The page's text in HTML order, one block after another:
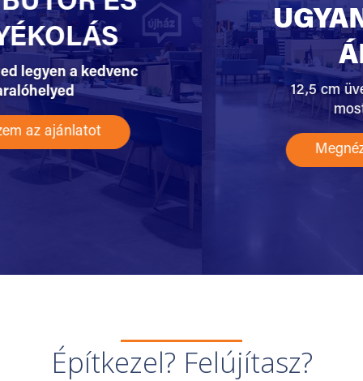
UGYANAZÉRT AZ
ÁRÉRT!
12,5 cm üveggyapot szigetelés
most 10 cm áron!
Megnézem az ajánlatot
Építkezel? Felújítasz?